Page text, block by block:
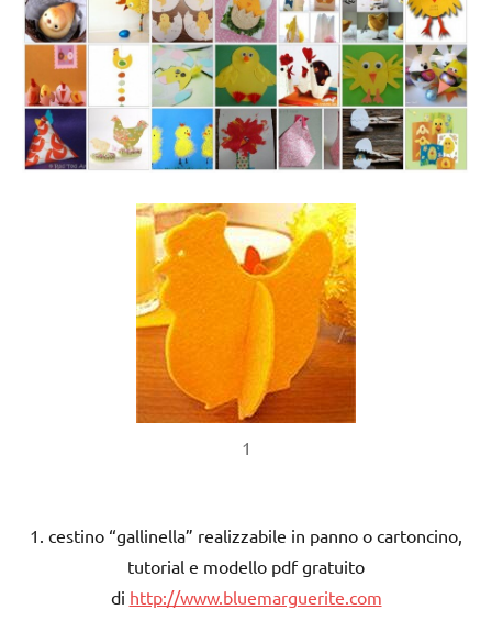
1
1. cestino “gallinella” realizzabile in panno o cartoncino,
tutorial e modello pdf gratuito
di http://www.bluemarguerite.com